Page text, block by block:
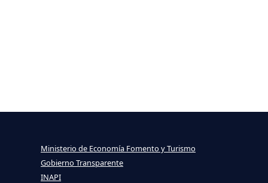
Ministerio de Economía Fomento y Turismo
Gobierno Transparente
INAPI